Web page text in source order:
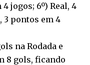
jogos; 6º) Real, 4
3 pontos em 4
na Rodada e
8 gols, ficando